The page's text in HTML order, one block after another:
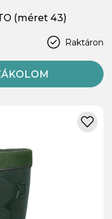
(méret 43)
Raktáron